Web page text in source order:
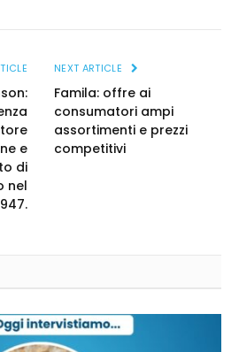
e
di
nel
NEXT ARTICLE
Famila: offre ai
consumatori ampi
assortimenti e prezzi
competitivi